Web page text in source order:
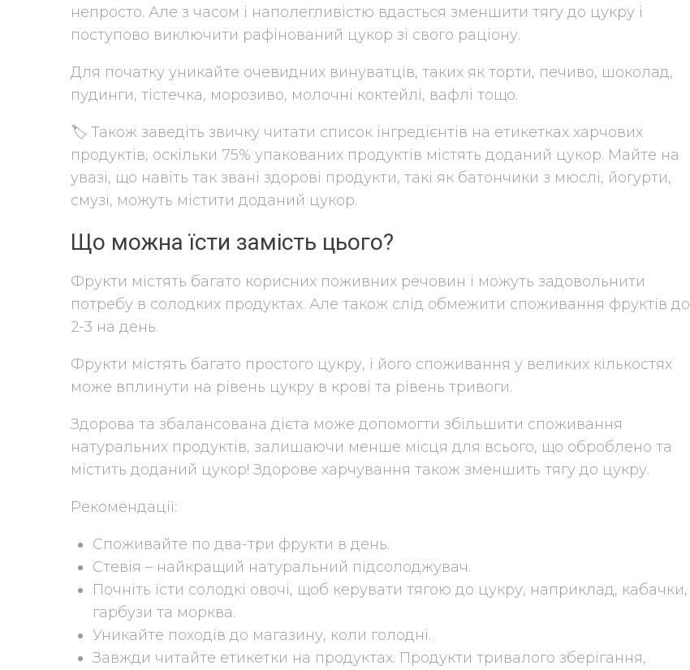
непросто. Але з часом і наполегливістю вдасться зменшити тягу до цукру і
поступово виключити рафінований цукор зі свого раціону.
Для початку уникайте очевидних винуватців, таких як торти, печиво, шоколад,
пудинги, тістечка, морозиво, молочні коктейлі, вафлі тощо.
🏷 Також заведіть звичку читати список інгредієнтів на етикетках харчових
продуктів, оскільки 75% упакованих продуктів містять доданий цукор. Майте на
увазі, що навіть так звані здорові продукти, такі як батончики з мюслі, йогурти,
смузі, можуть містити доданий цукор.
Що можна їсти замість цього?
Фрукти містять багато корисних поживних речовин і можуть задовольнити
потребу в солодких продуктах. Але також слід обмежити споживання фруктів до
2-3 на день.
Фрукти містять багато простого цукру, і його споживання у великих кількостях
може вплинути на рівень цукру в крові та рівень тривоги.
Здорова та збалансована дієта може допомогти збільшити споживання
натуральних продуктів, залишаючи менше місця для всього, що оброблено та
містить доданий цукор! Здорове харчування також зменшить тягу до цукру.
Рекомендації:
Споживайте по два-три фрукти в день.
Стевія – найкращий натуральний підсолоджувач.
Почніть їсти солодкі овочі, щоб керувати тягою до цукру, наприклад, кабачки,
гарбузи та морква.
Уникайте походів до магазину, коли голодні.
Завжди читайте етикетки на продуктах. Продукти тривалого зберігання,